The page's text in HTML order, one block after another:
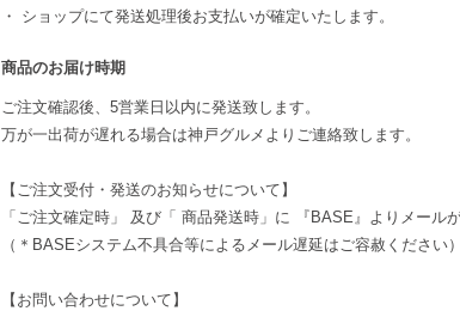
・ ショップにて発送処理後お支払いが確定いたします。
商品のお届け時期
ご注文確認後、5営業日以内に発送致します。
万が一出荷が遅れる場合は神戸グルメよりご連絡致します。
【ご注文受付・発送のお知らせについて】
「ご注文確定時」 及び「 商品発送時」に 『BASE』よりメール
（＊BASEシステム不具合等によるメール遅延はご容赦ください）
【お問い合わせについて】